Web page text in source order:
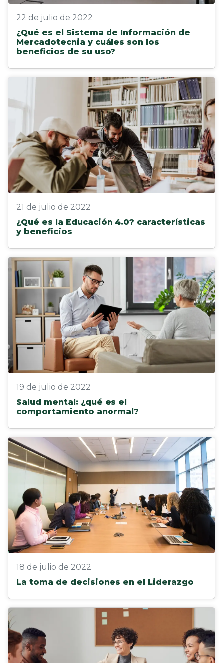
22 de julio de 2022
¿Qué es el Sistema de Información de
Mercadotecnia y cuáles son los
beneficios de su uso?
21 de julio de 2022
¿Qué es la Educación 4.0? características
y beneficios
19 de julio de 2022
Salud mental: ¿qué es el
comportamiento anormal?
18 de julio de 2022
La toma de decisiones en el Liderazgo